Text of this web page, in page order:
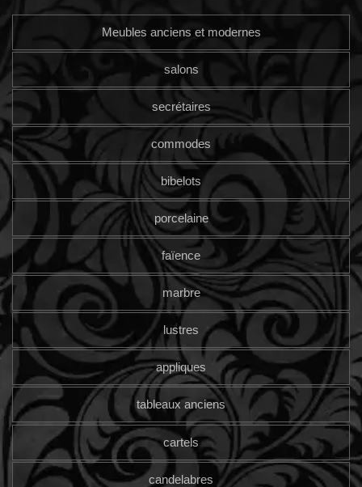
Meubles anciens et modernes
salons
secrétaires
commodes
bibelots
porcelaine
faïence
marbre
lustres
appliques
tableaux anciens
cartels
candelabres